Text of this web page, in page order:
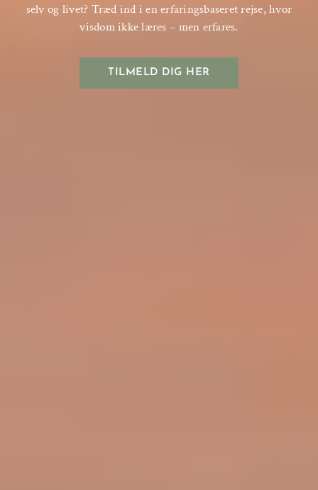
selv og livet? Træd ind i en erfaringsbaseret rejse, hvor
visdom ikke læres – men erfares.
TILMELD DIG HER